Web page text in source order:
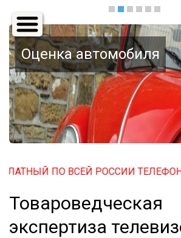
Основная
навигация
Оценка автомобиля
ПО ВСЕЙ РОССИИ ТЕЛЕФОН:
Товароведческая
экспертиза